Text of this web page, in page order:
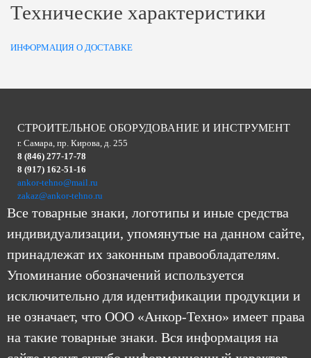
Технические характеристики
ИНФОРМАЦИЯ О ДОСТАВКЕ
СТРОИТЕЛЬНОЕ ОБОРУДОВАНИЕ И ИНСТРУМЕНТ
г. Самара, пр. Кирова, д. 255
8 (846) 277-17-78
8 (917) 162-51-16
ankor-tehno@mail.ru
zakaz@ankor-tehno.ru
Все товарные знаки, логотипы и иные средства
индивидуализации, упомянутые на данном сайте,
принадлежат их законным правообладателям.
Упоминание обозначений используется
исключительно для идентификации продукции и
не означает, что ООО «Анкор-Техно» имеет права
на такие товарные знаки. Вся информация на